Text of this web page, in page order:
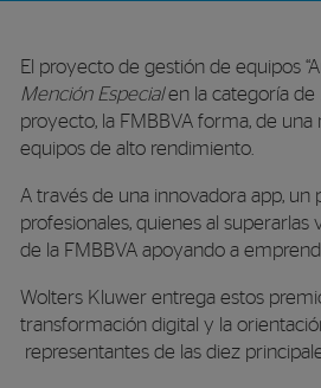
El proyecto de gestión de equipos
Mención Especialen la categoría de
proyecto, la FMBBVA forma, de
equipos de alto rendimiento.
A través de una innovadora app, un
profesionales, quienes al
de la FMBBVA apoyando a
Wolters Kluwer entrega estos
transformación digital y la
representantes de las diez